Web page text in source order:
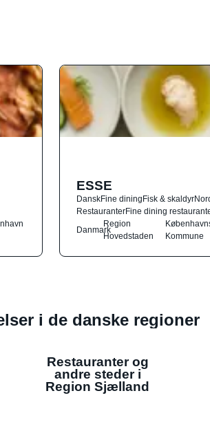
ESSE
DanskFine diningFisk & skaldyr
RestauranterFine dining
Danmark
Region
Hovedstaden
Kommune
i de danske regioner
Restauranter og
andre steder i
Region Sjælland